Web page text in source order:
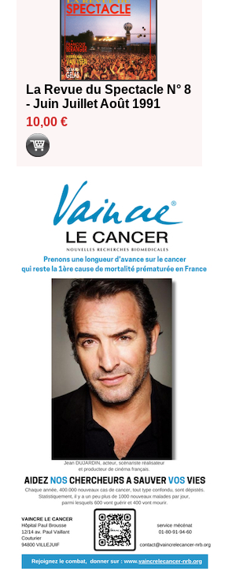
La Revue du Spectacle N° 8
- Juin Juillet Août 1991
10,00 €